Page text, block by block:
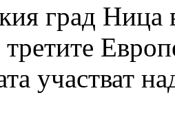
град Ница
участват